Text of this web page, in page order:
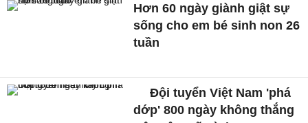
Hơn 60 ngày giành giật sự
sống cho em bé sinh non 26
tuần
Đội tuyển Việt Nam 'phá
dớp' 800 ngày không thắng